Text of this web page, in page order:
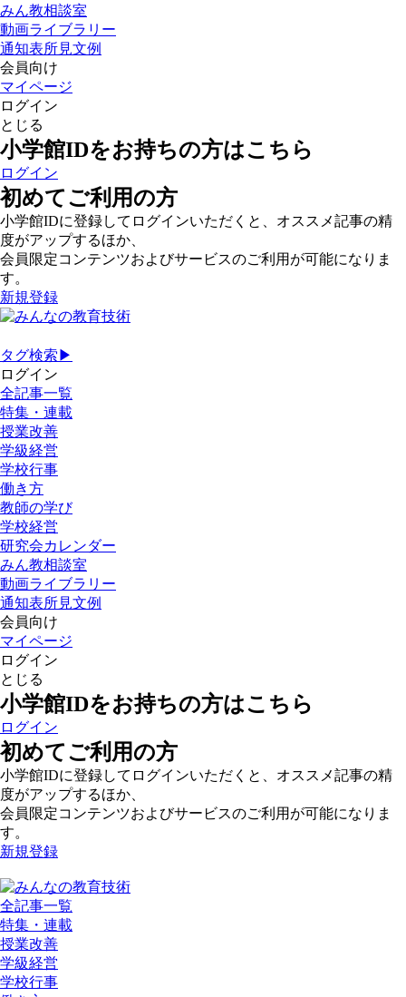
みん教相談室
動画ライブラリー
通知表所見文例
会員向け
マイページ
ログイン
とじる
小学館IDをお持ちの方はこちら
ログイン
初めてご利用の方
小学館IDに登録してログインいただくと、オススメ記事の精
度がアップするほか、
会員限定コンテンツおよびサービスのご利用が可能になりま
す。
新規登録
タグ検索▶
ログイン
全記事一覧
特集・連載
授業改善
学級経営
学校行事
働き方
教師の学び
学校経営
研究会カレンダー
みん教相談室
動画ライブラリー
通知表所見文例
会員向け
マイページ
ログイン
とじる
小学館IDをお持ちの方はこちら
ログイン
初めてご利用の方
小学館IDに登録してログインいただくと、オススメ記事の精
度がアップするほか、
会員限定コンテンツおよびサービスのご利用が可能になりま
す。
新規登録
全記事一覧
特集・連載
授業改善
学級経営
学校行事